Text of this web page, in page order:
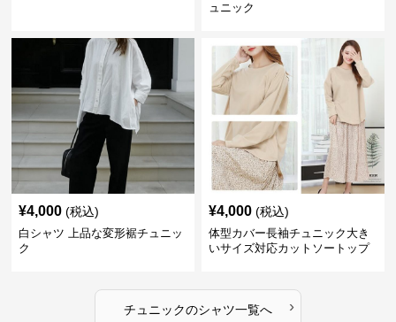
ュニック
¥4,000 (税込)
白シャツ 上品な変形裾チュニッ
ク
¥4,000 (税込)
体型カバー長袖チュニック大き
いサイズ対応カットソートップ
チュニックのシャツ一覧へ ›